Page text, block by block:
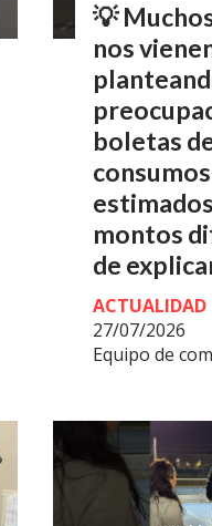
💡
nos
boletas
consumos
montos
de
Equipo de
ACTUALIDAD
27/07/2026